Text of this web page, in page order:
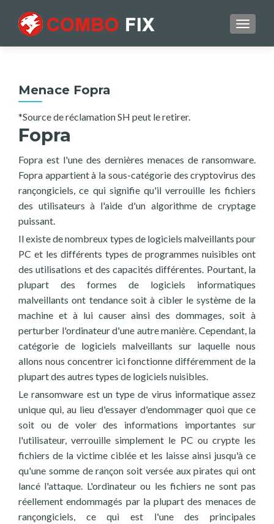
Menace Fopra
*Source de réclamation SH peut le retirer.
Fopra
Fopra est l'une des dernières menaces de ransomware.
Fopra appartient à la sous-catégorie des cryptovirus des
rançongiciels, ce qui signifie qu'il verrouille les fichiers
des utilisateurs à l'aide d'un algorithme de cryptage
puissant.
Il existe de nombreux types de logiciels malveillants pour
PC et les différents types de programmes nuisibles ont
des utilisations et des capacités différentes. Pourtant, la
plupart des formes de logiciels informatiques
malveillants ont tendance soit à cibler le système de la
machine et à lui causer ainsi des dommages, soit à
perturber l'ordinateur d'une autre manière. Cependant, la
catégorie de logiciels malveillants sur laquelle nous
allons nous concentrer ici fonctionne différemment de la
plupart des autres types de logiciels nuisibles.
Le ransomware est un type de virus informatique assez
unique qui, au lieu d'essayer d'endommager quoi que ce
soit ou de voler des informations importantes sur
l'utilisateur, verrouille simplement le PC ou crypte les
fichiers de la victime ciblée et les laisse ainsi jusqu'à ce
qu'une somme de rançon soit versée aux pirates qui ont
lancé l'attaque. L'ordinateur ou les fichiers ne sont pas
réellement endommagés par la plupart des menaces de
rançongiciels, ce qui est l'une des principales